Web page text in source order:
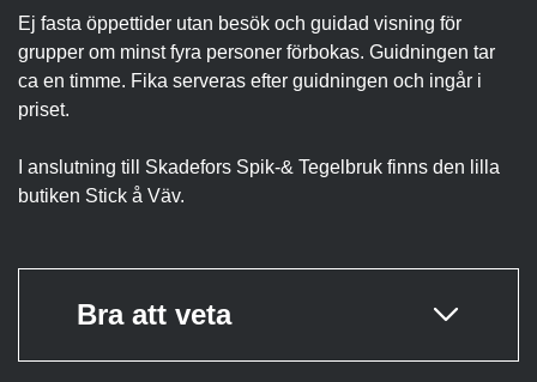
Ej fasta öppettider utan besök och guidad visning för
grupper om minst fyra personer förbokas. Guidningen tar
ca en timme. Fika serveras efter guidningen och ingår i
priset.
I anslutning till Skadefors Spik-& Tegelbruk finns den lilla
butiken Stick å Väv.
Bra att veta